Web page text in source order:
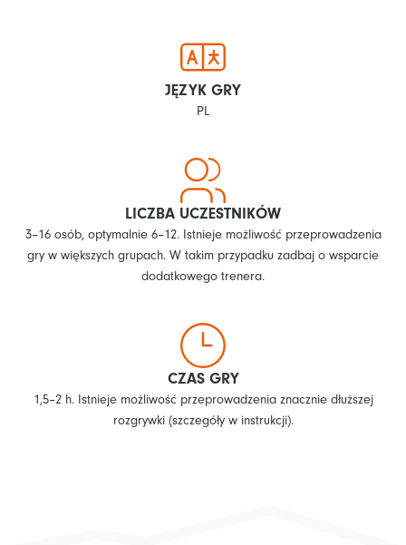
JĘZYK GRY
PL
LICZBA UCZESTNIKÓW
3–16 osób, optymalnie 6–12. Istnieje możliwość przeprowadzenia
gry w większych grupach. W takim przypadku zadbaj o wsparcie
dodatkowego trenera.
CZAS GRY
1,5–2 h. Istnieje możliwość przeprowadzenia znacznie dłuższej
rozgrywki (szczegóły w instrukcji).